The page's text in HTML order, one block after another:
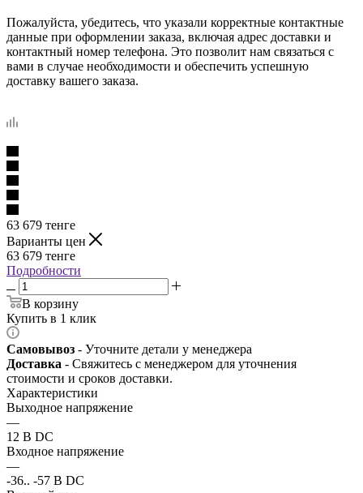
Пожалуйста, убедитесь, что указали корректные контактные
данные при оформлении заказа, включая адрес доставки и
контактный номер телефона. Это позволит нам связаться с
вами в случае необходимости и обеспечить успешную
доставку вашего заказа.
63 679 тенге
Варианты цен
63 679 тенге
Подробности
В корзину
Купить в 1 клик
Самовывоз - Уточните детали у менеджера
Доставка - Свяжитесь с менеджером для уточнения
стоимости и сроков доставки.
Характеристики
Выходное напряжение
—
12 В DC
Входное напряжение
—
-36.. -57 В DC